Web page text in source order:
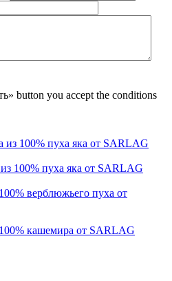
button you accept the conditions
из 100% пуха яка от SARLAG
100% пуха яка от SARLAG
верблюжьего пуха от
кашемира от SARLAG